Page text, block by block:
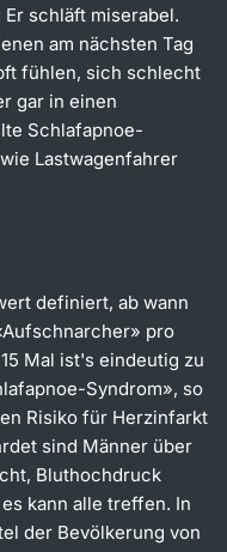
schläft miserabel.
am nächsten Tag
fühlen, sich schlecht
gar in einen
Schlafapnoe-
Lastwagenfahrer
definiert, ab wann
pro
Mal ist's eindeutig zu
Syndrom», so
Risiko für Herzinfarkt
sind Männer über
Bluthochdruck
kann alle treffen. In
der Bevölkerung von